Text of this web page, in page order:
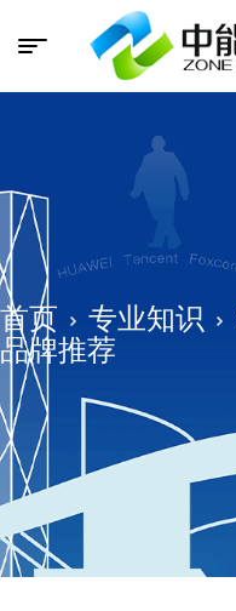
首页 专业知识
品牌推荐